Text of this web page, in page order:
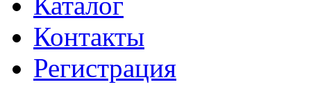
Контакты
Регистрация